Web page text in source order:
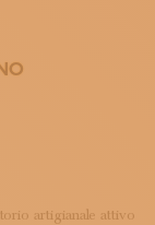
artigianale attivo